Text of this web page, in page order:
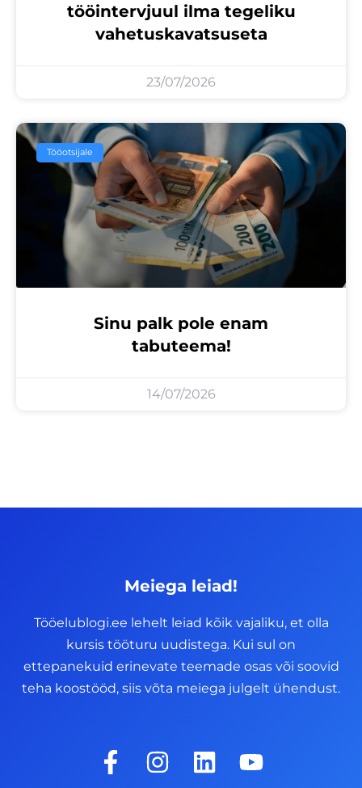
tööintervjuul ilma tegeliku
vahetuskavatsuseta
23/07/2026
Tööotsijale
Sinu palk pole enam
tabuteema!
14/07/2026
Meiega leiad!
Tööelublogi.ee lehelt leiad kõik vajaliku, et olla
kursis tööturu uudistega. Kui sul on
ettepanekuid erinevate teemade osas või soovid
teha koostööd, siis võta meiega julgelt ühendust.
F
a
I
n
L
i
Y
o